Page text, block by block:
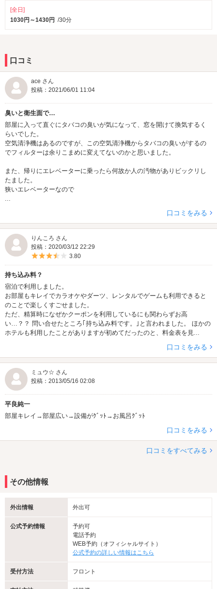
[全日]
1030円～1430円 /30分
口コミ
ace さん
投稿：2021/06/01 11:04
臭いと衛生面で…
部屋に入って直ぐにタバコの臭いが気になって、窓を開けて換気するく
らいでした。
空気清浄機はあるのですが、この空気清浄機からタバコの臭いがするの
でフィルターは余りこまめに変えてないのかと思いました。
また、帰りにエレベーターに乗ったら何故か人の汚物がありビックリし
たました。
狭いエレベーターなので
...
口コミをみる
りんころ さん
投稿：2020/03/12 22:29
5つ星のうち3.5
3.80
持ち込み料？
宿泊で利用しました。
お部屋もキレイでカラオケやダーツ、レンタルでゲームも利用できると
のことで楽しくすごせました。
ただ、精算時になぜかクーポンを利用しているにも関わらずお高
い…？？ 問い合せたところ｢持ち込み料です。｣と言われました。 ほかの
ホテルも利用したことがありますが初めてだったのと、料金表を見...
口コミをみる
ミュウ☆ さん
投稿：2013/05/16 02:08
平良純一
部屋キレイ→部屋広い→設備がｸﾞｯﾄ→お風呂ｸﾞｯﾄ
口コミをみる
口コミをすべてみる
その他情報
外出情報 外出可
公式予約情報
予約可
電話予約
WEB予約（オフィシャルサイト）
公式予約の詳しい情報はこちら
受付方法 フロント